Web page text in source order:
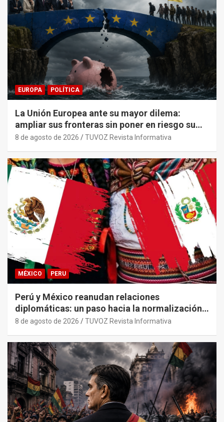
EUROPA POLÍTICA
La Unión Europea ante su mayor dilema:
ampliar sus fronteras sin poner en riesgo su
sostenibilidad económica.
8 de agosto de 2026 TUVOZ Revista Informativa
MÉXICO PERU
Perú y México reanudan relaciones
diplomáticas: un paso hacia la normalización
tras años de tensión
8 de agosto de 2026 TUVOZ Revista Informativa